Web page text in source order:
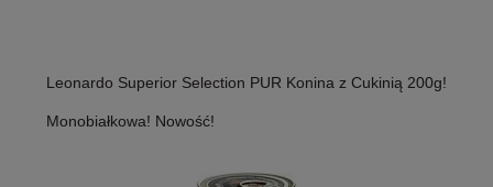
Leonardo Superior Selection PUR Konina z Cukinią 200g!
Monobiałkowa! Nowość!